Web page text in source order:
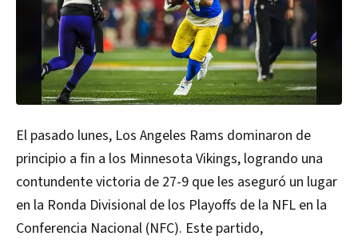
El pasado lunes, Los Angeles Rams dominaron de
principio a fin a los Minnesota Vikings, logrando una
contundente victoria de 27-9 que les aseguró un lugar
en la Ronda Divisional de los Playoffs de la NFL en la
Conferencia Nacional (NFC). Este partido,